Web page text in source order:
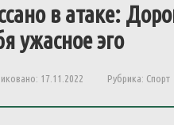
в атаке:
ужасное эго
17.11.2022 Рубрика: Спорт